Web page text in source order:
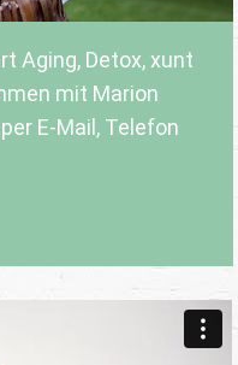
Aging, Detox, xunt
mit Marion
E-Mail, Telefon